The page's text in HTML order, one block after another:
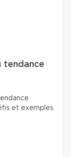
tendance
et exemples